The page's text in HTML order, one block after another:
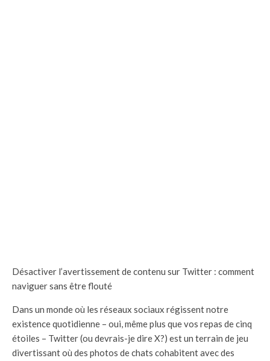
Désactiver l’avertissement de contenu sur Twitter : comment
naviguer sans être flouté
Dans un monde où les réseaux sociaux régissent notre
existence quotidienne – oui, même plus que vos repas de cinq
étoiles – Twitter (ou devrais-je dire X?) est un terrain de jeu
divertissant où des photos de chats cohabitent avec des